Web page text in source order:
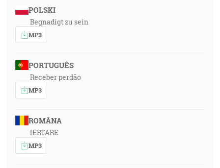
POLSKI
Begnadigt zu sein
MP3
PORTUGUÊS
Receber perdão
MP3
ROMÂNA
IERTARE
MP3